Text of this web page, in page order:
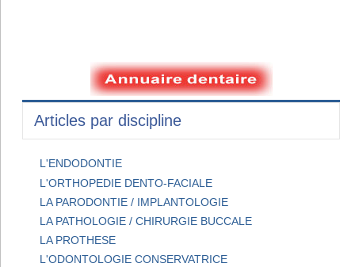
Articles par discipline
L'ENDODONTIE
L'ORTHOPEDIE DENTO-FACIALE
LA PARODONTIE / IMPLANTOLOGIE
LA PATHOLOGIE / CHIRURGIE BUCCALE
LA PROTHESE
L'ODONTOLOGIE CONSERVATRICE